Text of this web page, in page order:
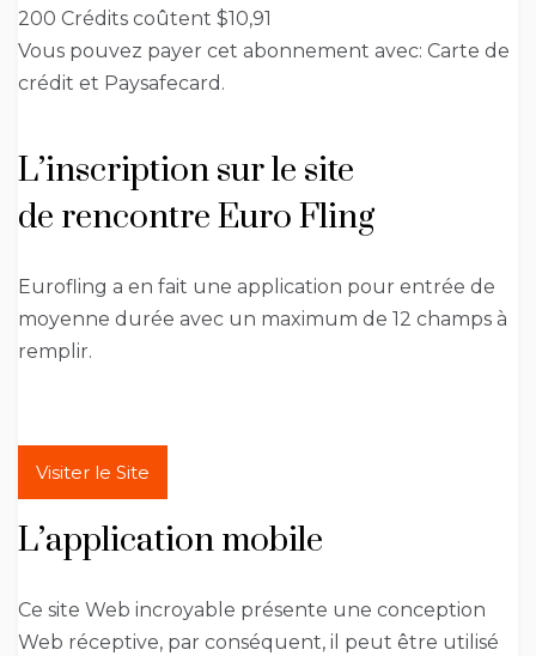
200 Crédits coûtent $10,91
Vous pouvez payer cet abonnement avec: Carte de
crédit et Paysafecard.
L’inscription sur le site
de rencontre Euro Fling
Eurofling a en fait une application pour entrée de
moyenne durée avec un maximum de 12 champs à
remplir.
Visiter le Site
L’application mobile
Ce site Web incroyable présente une conception
Web réceptive, par conséquent, il peut être utilisé